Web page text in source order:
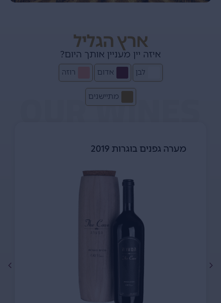
ארץ הגליל
איזה יין מעניין אותך היום?
OUR WINES
לבן אדום רוזה
מתיישנים
מערה גפנים בוגרות 2019